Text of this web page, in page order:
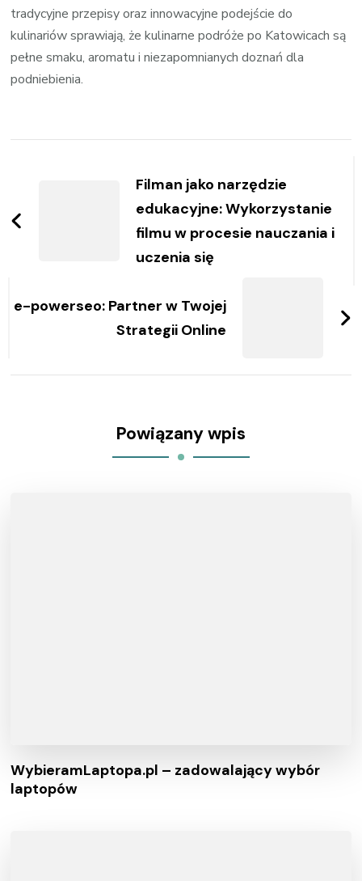
tradycyjne przepisy oraz innowacyjne podejście do
kulinariów sprawiają, że kulinarne podróże po Katowicach są
pełne smaku, aromatu i niezapomnianych doznań dla
podniebienia.
Filman jako narzędzie
edukacyjne: Wykorzystanie
filmu w procesie nauczania i
uczenia się
e-powerseo: Partner w Twojej
Strategii Online
Powiązany wpis
WybieramLaptopa.pl – zadowalający wybór
laptopów